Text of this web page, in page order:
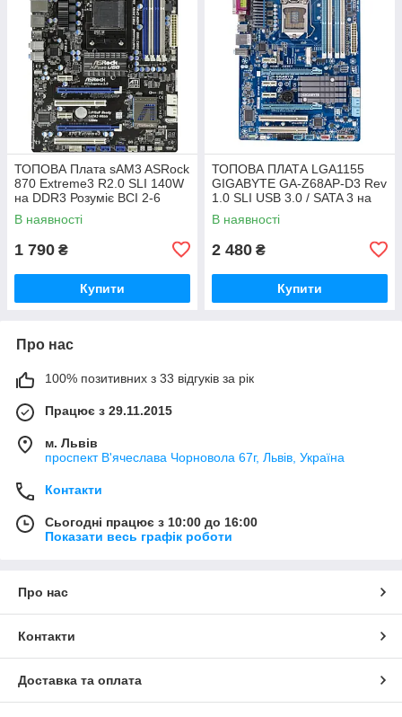
ТОПОВА Плата sAM3 ASRock
870 Extreme3 R2.0 SLI 140W
на DDR3 Розуміє ВСІ 2-6
ЯДЕРН ПРОЦИ + SATA III,
USB 3.0
В наявності
1 790 ₴
Купити
ТОПОВА ПЛАТА LGA1155
GIGABYTE GA-Z68AP-D3 Rev
1.0 SLI USB 3.0 / SATA 3 на
Z68 чіпсеті з ГАРАНТІЄЮ
В наявності
2 480 ₴
Купити
Про нас
100% позитивних з 33 відгуків за рік
Працює з 29.11.2015
м. Львів
проспект В'ячеслава Чорновола 67г, Львів, Україна
Контакти
Сьогодні працює з 10:00 до 16:00
Показати весь графік роботи
Про нас
Контакти
Доставка та оплата